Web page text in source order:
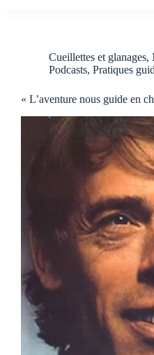
Cueillettes et glanages,
Podcasts, Pratiques
« L’aventure nous guide en